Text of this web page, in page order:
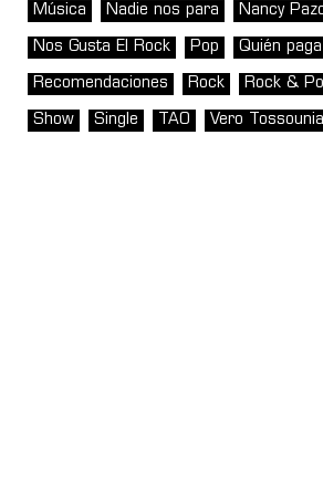
Música Nadie nos para Nancy
Nos Gusta El Rock Pop Quién
Recomendaciones Rock Rock &
Show Single TAO Vero